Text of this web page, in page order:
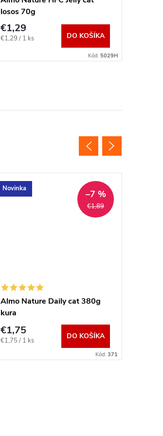
losos 70g
€1,29
Jednotková
€1,29 / 1 ks DO KOŠÍKA
Kód: 5029H
Novinka
€1,89
–7 %
Almo Nature Daily cat 380g
kura
€1,75
Jednotková
€1,75 / 1 ks
DO KOŠÍKA
Kód: 371